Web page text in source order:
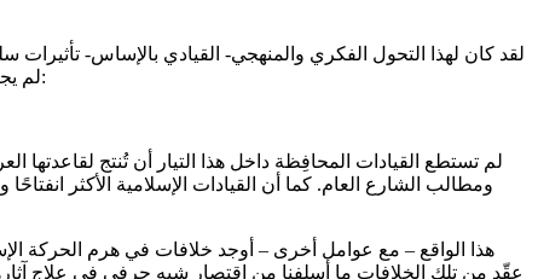
لقد كان لهذا التحول الفكري والمنهجي- القيادي بالإساس- تأثيرات
لم يجعلها في النهاية تيارات سياسية مُرحّبًا بها داخل المنظومة الديمقراطية الدولية. وسأكتفي من تلك التأثيرات السلبية الآن بالوقوف عند مسألتين:
لم تستطع القيادات المحافِظة داخل هذا التيار أن تُنتج
ومطالب الشارع العام. كما أن القيادات الإسلامية الأكثر
هذا الواقع – مع عوامل أخرى – أوجد خلافات في هرم الحركة
عقّد من تلك الخلافات ما أسلفنا من اقتصار شبه حرفي في علاج آثارها